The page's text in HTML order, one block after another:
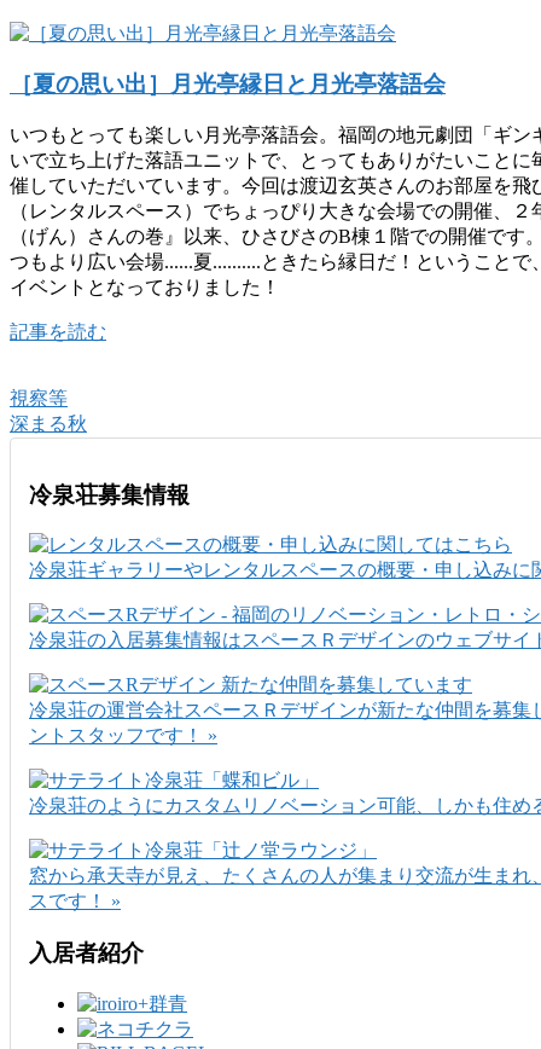
［夏の思い出］月光亭縁日と月光亭落語会
いつもとっても楽しい月光亭落語会。福岡の地元劇団「ギン
いで立ち上げた落語ユニットで、とってもありがたいこと
催していただいています。今回は渡辺玄英さんのお部屋を
（レンタルスペース）でちょっぴり大きな会場での開催、
（げん）さんの巻』以来、ひさびさのB棟１階での開催です
つもより広い会場......夏..........ときたら縁日だ！ということ
イベントとなっておりました！
記事を読む
視察等
深まる秋
冷泉荘募集情報
冷泉荘ギャラリーやレンタルスペースの概要・申し込みに
冷泉荘の入居募集情報はスペースＲデザインのウェブサイ
冷泉荘の運営会社スペースＲデザインが新たな仲間を募
ントスタッフです！ »
冷泉荘のようにカスタムリノベーション可能、しかも住め
窓から承天寺が見え、たくさんの人が集まり交流が生ま
スです！ »
入居者紹介